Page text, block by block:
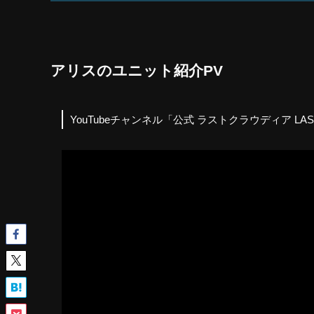
アリスのユニット紹介PV
YouTubeチャンネル「公式 ラストクラウディア